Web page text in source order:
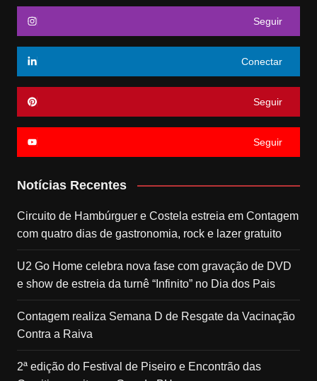
Seguir
Conectar
Seguir
Seguir
Notícias Recentes
Circuito de Hambúrguer e Costela estreia em Contagem
com quatro dias de gastronomia, rock e lazer gratuito
U2 Go Home celebra nova fase com gravação de DVD
e show de estreia da turnê “Infinito” no Dia dos Pais
Contagem realiza Semana D de Resgate da Vacinação
Contra a Raiva
2ª edição do Festival de Piseiro e Encontrão das